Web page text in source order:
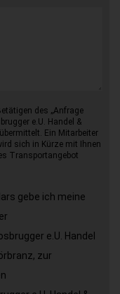
des „Anfrage
e.U. Handel &
Ein Mitarbeiter
sich in Kürze mit Ihnen
Transportangebot
gebe ich meine
e.U. Handel
zur